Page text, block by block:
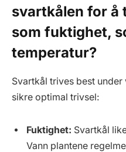
svartkålen for å
som fuktighet,
temperatur?
Svartkål trives best
sikre optimal trivsel:
Fuktighet: Svartkål
Vann plantene